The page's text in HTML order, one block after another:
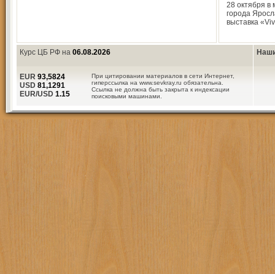
28 октября в
города
выставка
Курс ЦБ РФ на 06.08.2026
При цитировании материалов в сети Интернет,
гиперссылка на www.sevkray.ru обязательна.
Ссылка не должна быть закрыта к индексации
поисковыми машинами.
EUR 93,5824
USD 81,1291
EUR/USD 1.15